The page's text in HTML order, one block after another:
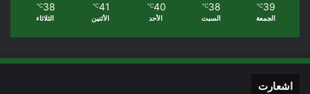
39
℃
الجمعة
38
℃
السبت
40
℃
الأحد
41
℃
الأثنين
38
℃
الثلاثاء
اشعارت